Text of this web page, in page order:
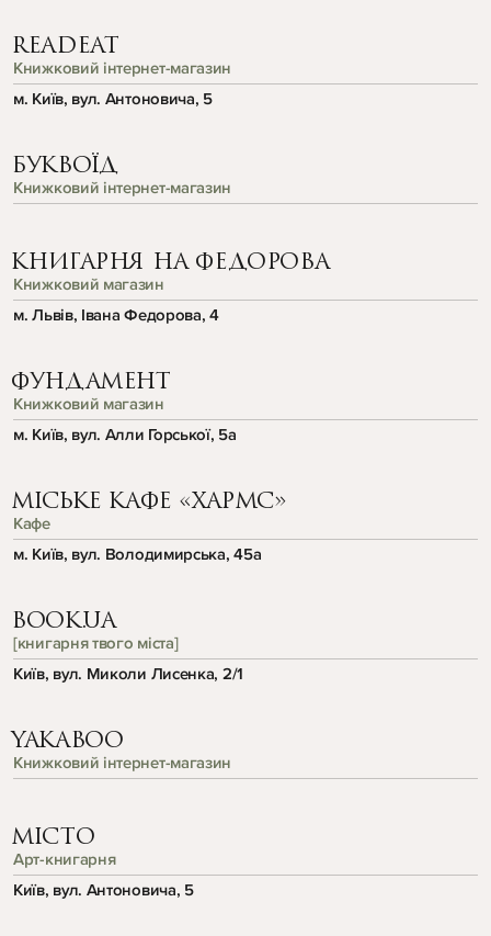
READEAT
Книжковий інтернет-магазин
м. Київ, вул. Антоновича, 5
БУКВОЇД
Книжковий інтернет-магазин
КНИГАРНЯ НА ФЕДОРОВА
Книжковий магазин
м. Львів, Івана Федорова, 4
ФУНДАМЕНТ
Книжковий магазин
м. Київ, вул. Алли Горської, 5a
МІСЬКЕ КАФЕ «ХАРМС»
Кафе
м. Київ, вул. Володимирська, 45а
BOOK.UA
[книгарня твого міста]
Київ, вул. Миколи Лисенка, 2/1
YAKABOO
Книжковий інтернет-магазин
МІСТО
Арт-книгарня
Київ, вул. Антоновича, 5